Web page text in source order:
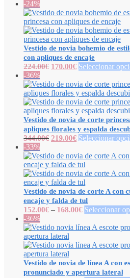
-24%
Vestido de novia bohemio de
con apliques de encaje
224.00€ 170.00€ Seleccionar
-36%
Vestido de novia de corte
apliques florales y espalda
344.00€ 219.00€ Seleccionar
-33%
Vestido de novia de corte A con
encaje y falda de tul
152.00€ – 168.00€ Seleccionar
-36%
Vestido de novia de línea A con
pronunciado y apertura lateral